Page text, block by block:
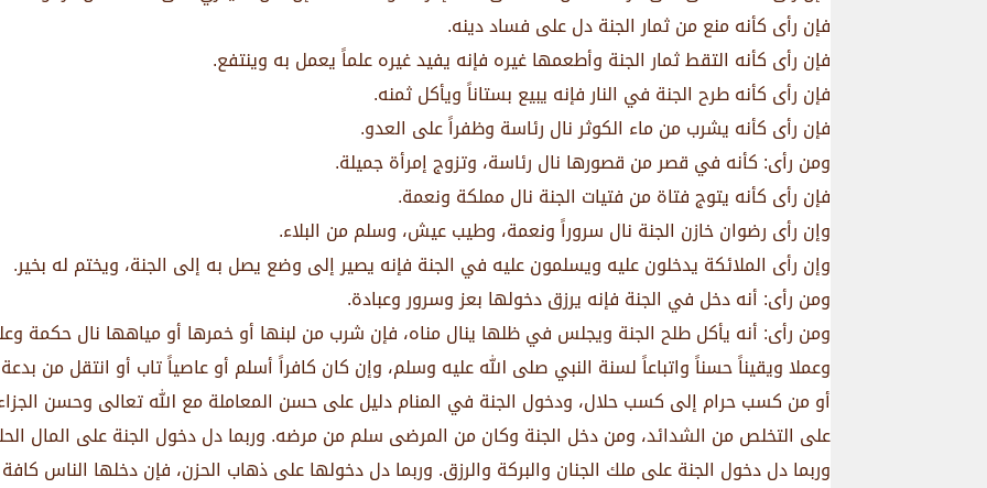
فإن رأى كأنه منع من ثمار الجنة دل على فساد دينه.
فإن رأى كأنه التقط ثمار الجنة وأطعمها غيره فإنه يفيد غيره علماً يعمل به وينتفع.
فإن رأى كأنه طرح الجنة في النار فإنه يبيع بستاناً ويأكل ثمنه.
فإن رأى كأنه يشرب من ماء الكوثر نال رئاسة وظفراً على العدو.
ومن رأى: كأنه في قصر من قصورها نال رئاسة، وتزوج إمرأة جميلة.
فإن رأى كأنه يتوج فتاة من فتيات الجنة نال مملكة ونعمة.
وإن رأى رضوان خازن الجنة نال سروراً ونعمة، وطيب عيش، وسلم من البلاء.
وإن رأى الملائكة يدخلون عليه ويسلمون عليه في الجنة فإنه يصير إلى وضع يصل به إلى الجنة، ويختم له بخير.
ومن رأى: أنه دخل في الجنة فإنه يرزق دخولها بعز وسرور وعبادة.
ومن رأى: أنه يأكل طلح الجنة ويجلس في ظلها ينال مناه، فإن شرب من لبنها أو خمرها أو مياهها نال حكمة
وعملا ويقيناً حسناً واتباعاً لسنة النبي صلى الله عليه وسلم، وإن كان كافراً أسلم أو عاصياً تاب أو انتقل من
أو من كسب حرام إلى كسب حلال، ودخول الجنة في المنام دليل على حسن المعاملة مع الله تعالى وحسن
على التخلص من الشدائد، ومن دخل الجنة وكان من المرضى سلم من مرضه. وربما دل دخول الجنة على المال
وربما دل دخول الجنة على ملك الجنان والبركة والرزق. وربما دل دخولها على ذهاب الحزن، فإن دخلها الناس